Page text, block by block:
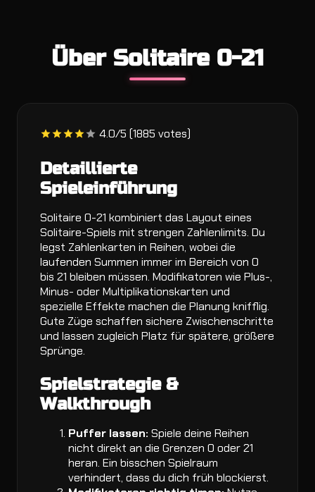
Über Solitaire 0-21
4.0/5 (1885 votes)
Detaillierte
Spieleinführung
Solitaire 0-21 kombiniert das Layout eines
Solitaire-Spiels mit strengen Zahlenlimits. Du
legst Zahlenkarten in Reihen, wobei die
laufenden Summen immer im Bereich von 0
bis 21 bleiben müssen. Modifikatoren wie Plus-,
Minus- oder Multiplikationskarten und
spezielle Effekte machen die Planung knifflig.
Gute Züge schaffen sichere Zwischenschritte
und lassen zugleich Platz für spätere, größere
Sprünge.
Spielstrategie &
Walkthrough
Puffer lassen: Spiele deine Reihen
nicht direkt an die Grenzen 0 oder 21
heran. Ein bisschen Spielraum
verhindert, dass du dich früh blockierst.